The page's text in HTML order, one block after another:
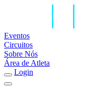
Eventos
Circuitos
Sobre Nós
Área de Atleta
Login